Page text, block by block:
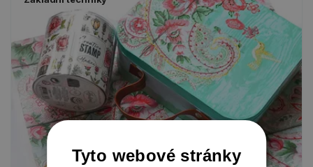
Tyto webové stránky